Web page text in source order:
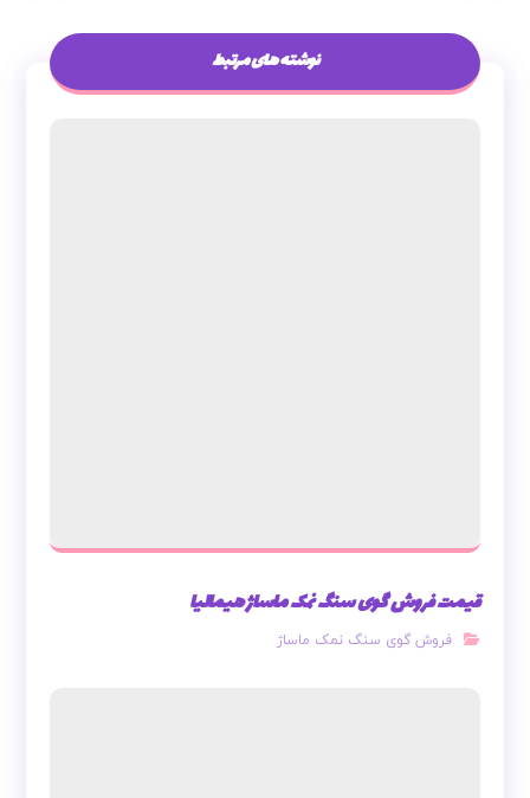
نوشته های مرتبط
قیمت فروش گوی سنگ نمک ماساژ هیمالیا
فروش گوی سنگ نمک ماساژ